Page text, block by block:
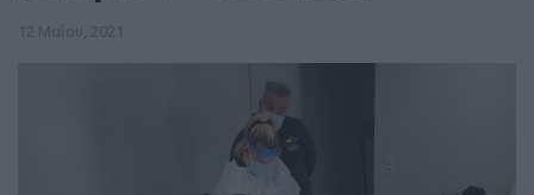
12 Μαΐου, 2021